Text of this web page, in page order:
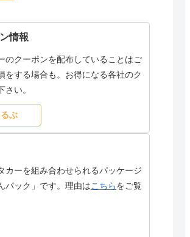
情報
のクーポンを配布していることはご
をする場合も。お得になる各社のク
い。
ぶ
カーを組み合わせられるパッケージ
パック」です。理由はこちらをご覧